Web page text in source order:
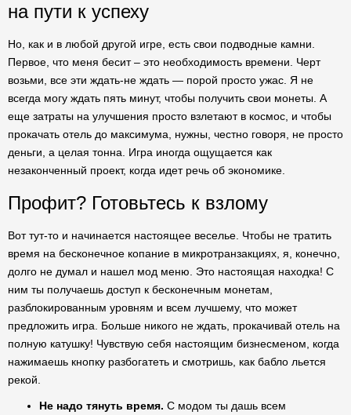
на пути к успеху
Но, как и в любой другой игре, есть свои подводные камни.
Первое, что меня бесит – это необходимость времени. Черт
возьми, все эти ждать-не ждать — порой просто ужас. Я не
всегда могу ждать пять минут, чтобы получить свои монеты. А
еще затраты на улучшения просто взлетают в космос, и чтобы
прокачать отель до максимума, нужны, честно говоря, не просто
деньги, а целая тонна. Игра иногда ощущается как
незаконченный проект, когда идет речь об экономике.
Профит? Готовьтесь к взлому
Вот тут-то и начинается настоящее веселье. Чтобы не тратить
время на бесконечное копание в микротранзакциях, я, конечно,
долго не думал и нашел мод меню. Это настоящая находка! С
ним ты получаешь доступ к бесконечным монетам,
разблокированным уровням и всем лучшему, что может
предложить игра. Больше никого не ждать, прокачивай отель на
полную катушку! Чувствую себя настоящим бизнесменом, когда
нажимаешь кнопку разбогатеть и смотришь, как бабло льется
рекой.
Не надо тянуть время. С модом ты дашь всем